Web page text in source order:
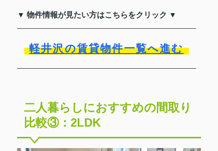
▼ 物件情報が見たい方はこちらをクリック ▼
軽井沢の賃貸物件一覧へ進む
二人暮らしにおすすめの間取り
比較③：2LDK